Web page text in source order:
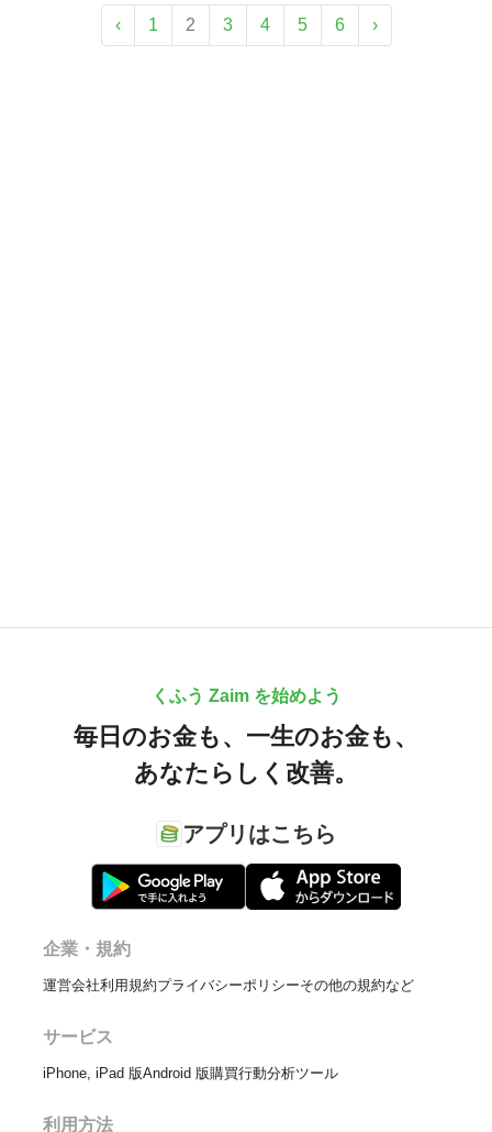
‹ 1 2 3 4 5 6 ›
くふう Zaim を始めよう
毎日のお金も、 一生のお金も、
あなたらしく改善。
アプリはこちら
企業・規約
運営会社利用規約プライバシーポリシーその他の規約など
サービス
iPhone, iPad 版Android 版購買行動分析ツール
利用方法